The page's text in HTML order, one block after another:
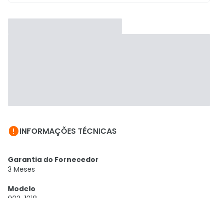
INFORMAÇÕES TÉCNICAS
Garantia do Fornecedor
3 Meses
Modelo